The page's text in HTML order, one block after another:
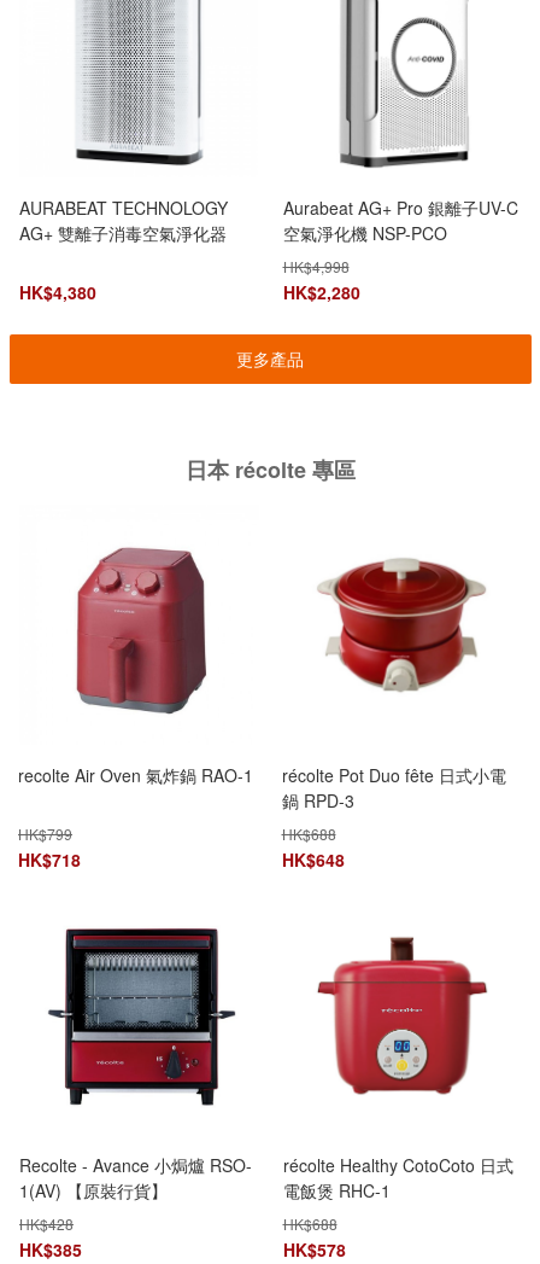
AURABEAT TECHNOLOGY
AG+ 雙離子消毒空氣淨化器
HK$4,380
Aurabeat AG+ Pro 銀離子UV-C
空氣淨化機 NSP-PCO
HK$4,998
HK$2,280
更多產品
日本 récolte 專區
recolte Air Oven 氣炸鍋 RAO-1
HK$799
HK$718
récolte Pot Duo fête 日式小電
鍋 RPD-3
HK$688
HK$648
Recolte - Avance 小焗爐 RSO-
1(AV) 【原裝行貨】
HK$428
HK$385
récolte Healthy CotoCoto 日式
電飯煲 RHC-1
HK$688
HK$578